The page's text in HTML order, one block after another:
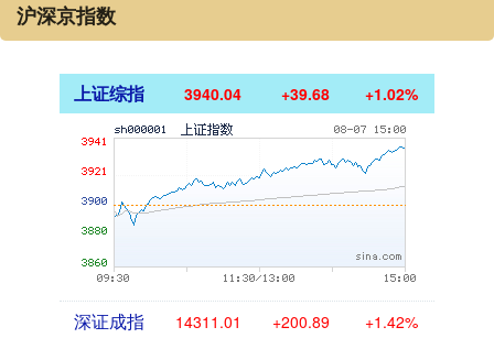
沪深京指数
上证综指 3940.04 +39.68 +1.02%
深证成指 14311.01 +200.89 +1.42%